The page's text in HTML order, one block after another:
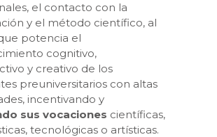
el contacto con la
y el método científico, al
potencia el
cognitivo,
y creativo de los
preuniversitarios con altas
incentivando y
sus vocaciones científicas,
tecnológicas o artísticas.